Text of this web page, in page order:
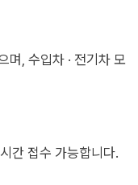
며, 수입차 · 전기차 모
간 접수 가능합니다.